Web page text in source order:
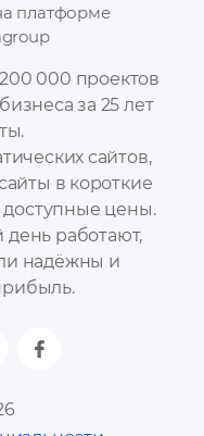
000 проектов
за 25 лет
сайтов,
в короткие
доступные цены.
работают,
надёжны и
платформе